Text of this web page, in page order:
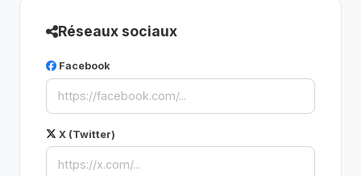
Réseaux sociaux
Facebook
X (Twitter)